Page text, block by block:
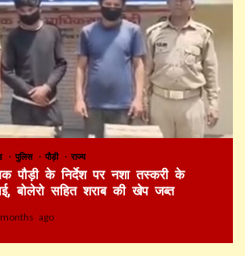
पुलिस पौड़ी राज्य
पौड़ी के निर्देश पर नशा तस्करी के
बोलेरो सहित शराब की खेप जब्त
ago